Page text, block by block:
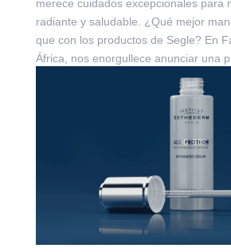
merece cuidados excepcionales para
radiante y saludable. ¿Qué mejor
que con los productos de Segle? En
África, nos enorgullece anunciar una